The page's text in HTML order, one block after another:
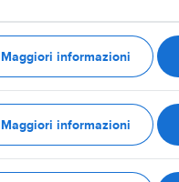
Maggiori informazioni
Maggiori informazioni